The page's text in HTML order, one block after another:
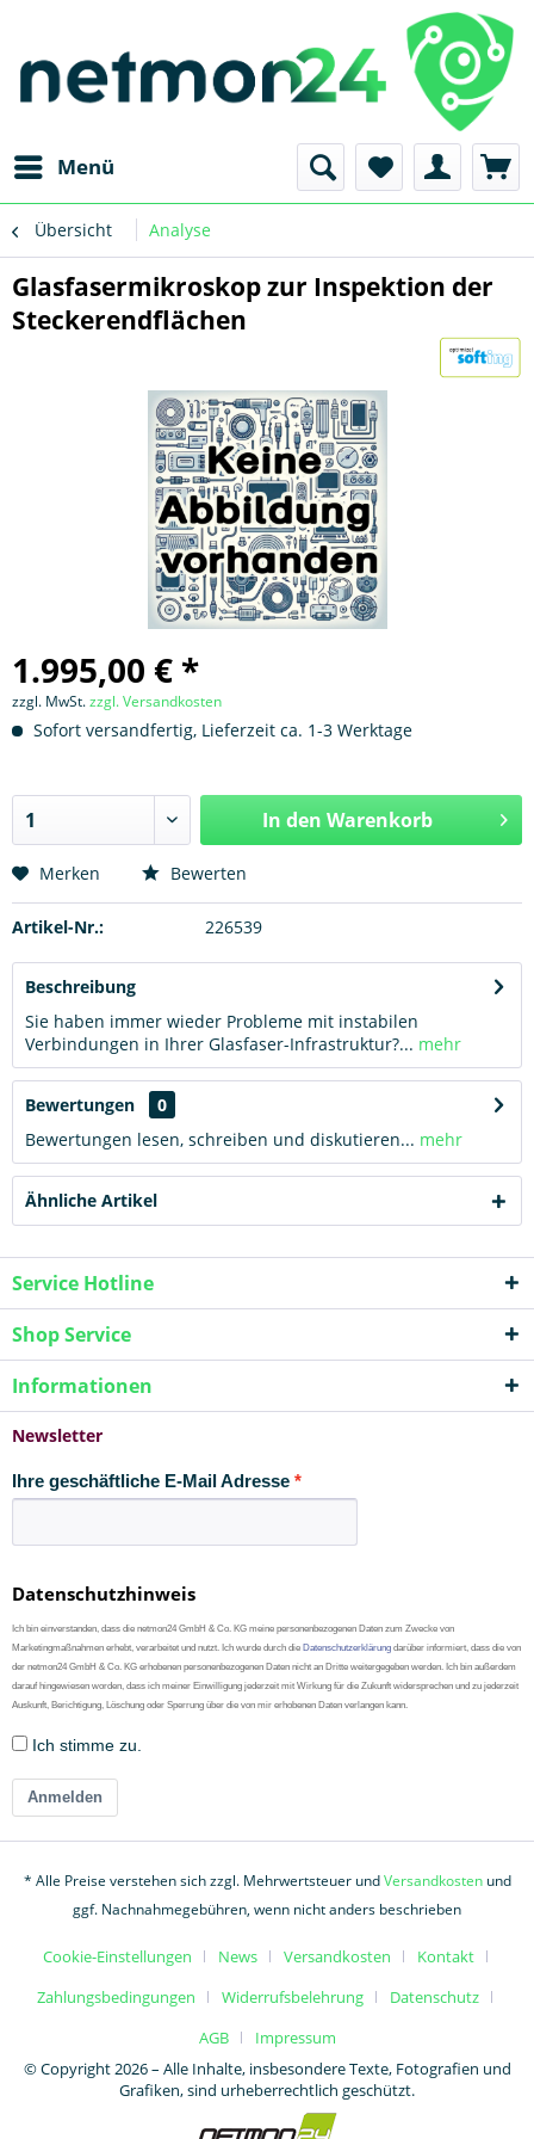
Menü
Übersicht Analyse
Glasfasermikroskop zur Inspektion der
Steckerendflächen
1.995,00 € *
zzgl. MwSt.zzgl. Versandkosten
Sofort versandfertig, Lieferzeit ca. 1-3 Werktage
In den Warenkorb
Merken Bewerten
Artikel-Nr.: 226539
Beschreibung
Sie haben immer wieder Probleme mit instabilen
Verbindungen in Ihrer Glasfaser-Infrastruktur?... mehr
Bewertungen
0
Bewertungen lesen, schreiben und diskutieren... mehr
Ähnliche Artikel
Service Hotline
Shop Service
Informationen
Newsletter
Ihre geschäftliche E-Mail Adresse
Datenschutzhinweis
Ich bin einverstanden, dass die netmon24 GmbH & Co. KG meine personenbezogenen Daten zum Zwecke von
Marketingmaßnahmen erhebt, verarbeitet und nutzt. Ich wurde durch die Datenschutzerklärung darüber informiert, dass die von
der netmon24 GmbH & Co. KG erhobenen personenbezogenen Daten nicht an Dritte weitergegeben werden. Ich bin außerdem
darauf hingewiesen worden, dass ich meiner Einwilligung jederzeit mit Wirkung für die Zukunft widersprechen und zu jederzeit
Auskunft, Berichtigung, Löschung oder Sperrung über die von mir erhobenen Daten verlangen kann.
Ich stimme zu.
Anmelden
* Alle Preise verstehen sich zzgl. Mehrwertsteuer undVersandkostenund
ggf. Nachnahmegebühren, wenn nicht anders beschrieben
Cookie-Einstellungen News Versandkosten
Kontakt
Zahlungsbedingungen
Widerrufsbelehrung
Datenschutz
AGB
Impressum
© Copyright 2026 – Alle Inhalte, insbesondere Texte, Fotografien und
Grafiken, sind urheberrechtlich geschützt.